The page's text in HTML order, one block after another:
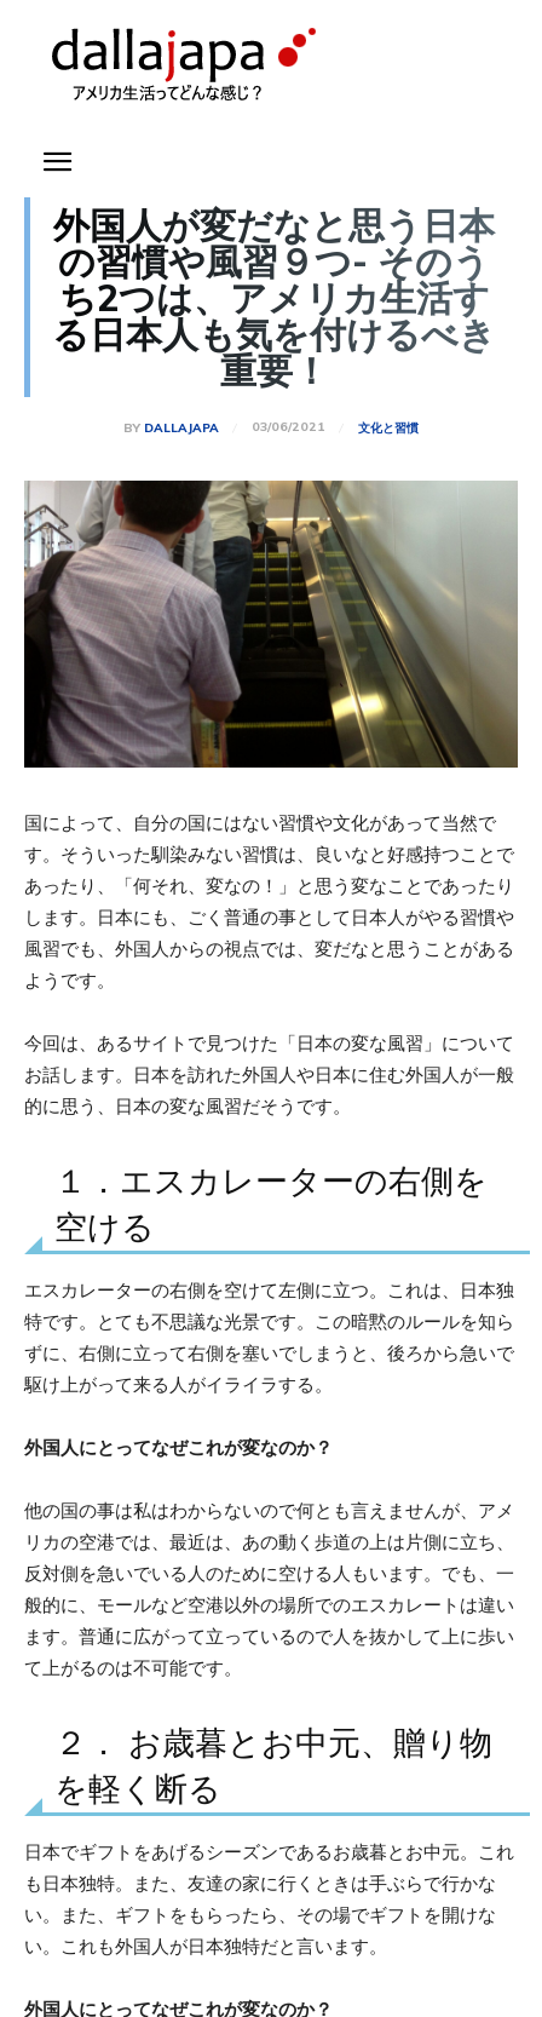
外国人が変だなと思う日本
の習慣や風習９つ- そのう
ち2つは、アメリカ生活す
る日本人も気を付けるべき
重要！
BY DALLAJAPA 03/06/2021 文化と習慣
国によって、自分の国にはない習慣や文化があって当然で
す。そういった馴染みない習慣は、良いなと好感持つことで
あったり、「何それ、変なの！」と思う変なことであったり
します。日本にも、ごく普通の事として日本人がやる習慣や
風習でも、外国人からの視点では、変だなと思うことがある
ようです。
今回は、あるサイトで見つけた「日本の変な風習」について
お話します。日本を訪れた外国人や日本に住む外国人が一般
的に思う、日本の変な風習だそうです。
１．エスカレーターの右側を
空ける
エスカレーターの右側を空けて左側に立つ。これは、日本独
特です。とても不思議な光景です。この暗黙のルールを知ら
ずに、右側に立って右側を塞いでしまうと、後ろから急いで
駆け上がって来る人がイライラする。
外国人にとってなぜこれが変なのか？
他の国の事は私はわからないので何とも言えませんが、アメ
リカの空港では、最近は、あの動く歩道の上は片側に立ち、
反対側を急いでいる人のために空ける人もいます。でも、一
般的に、モールなど空港以外の場所でのエスカレートは違い
ます。普通に広がって立っているので人を抜かして上に歩い
て上がるのは不可能です。
２． お歳暮とお中元、贈り物
を軽く断る
日本でギフトをあげるシーズンであるお歳暮とお中元。これ
も日本独特。また、友達の家に行くときは手ぶらで行かな
い。また、ギフトをもらったら、その場でギフトを開けな
い。これも外国人が日本独特だと言います。
外国人にとってなぜこれが変なのか？